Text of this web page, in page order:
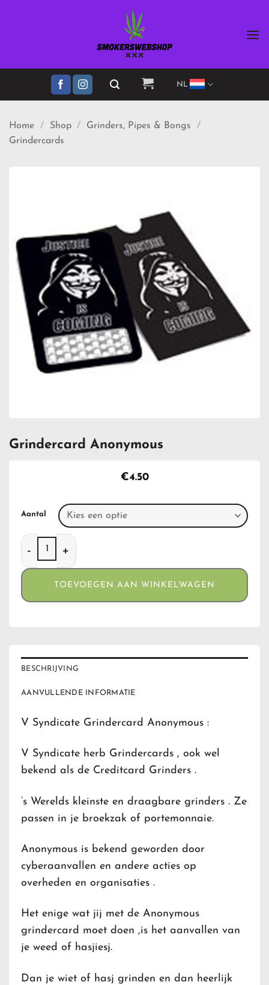
NL
Home / Shop / Grinders, Pipes & Bongs
/
Grindercards
Grindercard Anonymous
€4.50
Aantal
Grindercard Anonymous aantal
TOEVOEGEN AAN WINKELWAGEN
BESCHRIJVING
AANVULLENDE INFORMATIE
V Syndicate Grindercard Anonymous :
V Syndicate herb Grindercards , ook wel
bekend als de Creditcard Grinders .
’s Werelds kleinste en draagbare grinders . Ze
passen in je broekzak of portemonnaie.
Anonymous is bekend geworden door
cyberaanvallen en andere acties op
overheden en organisaties .
Het enige wat jij met de Anonymous
grindercard moet doen ,is het aanvallen van
je weed of hasjiesj.
Dan je wiet of hasj grinden en dan heerlijk